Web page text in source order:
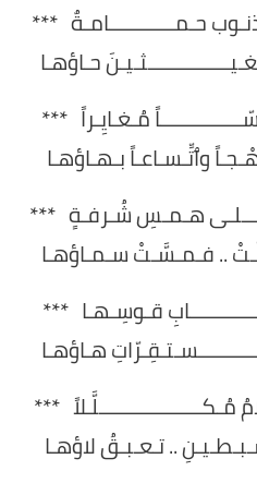
حـمــــــــــــامـةٌ ***
حـاؤهـا
مُـغـايِـراً ***
وَهْـجـاً وٱتِّـسـاعـاً بـهـاؤهـا
هـمـسِ شُـرفـةٍ ***
.. فـمـسَّـتْ سـمـاؤهـا
قـوسِـهـا ***
هـاؤهـا
***
.. تـعـبـقُ لاؤهـا